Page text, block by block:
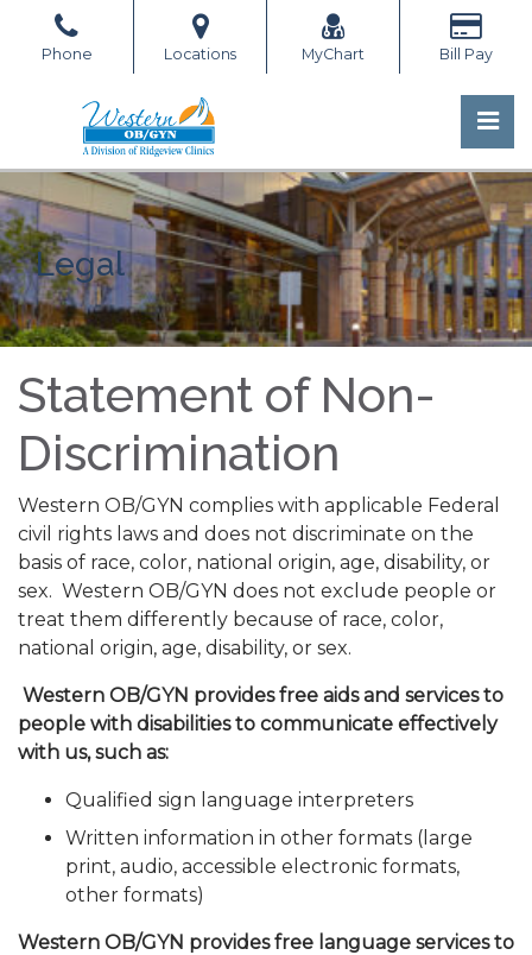
Phone Locations MyChart Bill Pay
Western OB/GYN
Western OB/GYN
Legal
Statement of Non-
Discrimination
Western OB/GYN complies with applicable Federal
civil rights laws and does not discriminate on the
basis of race, color, national origin, age, disability, or
sex. Western OB/GYN does not exclude people or
treat them differently because of race, color,
national origin, age, disability, or sex.
Western OB/GYN provides free aids and services to
people with disabilities to communicate effectively
with us, such as:
Qualified sign language interpreters
Written information in other formats (large
print, audio, accessible electronic formats,
other formats)
Western OB/GYN provides free language services to